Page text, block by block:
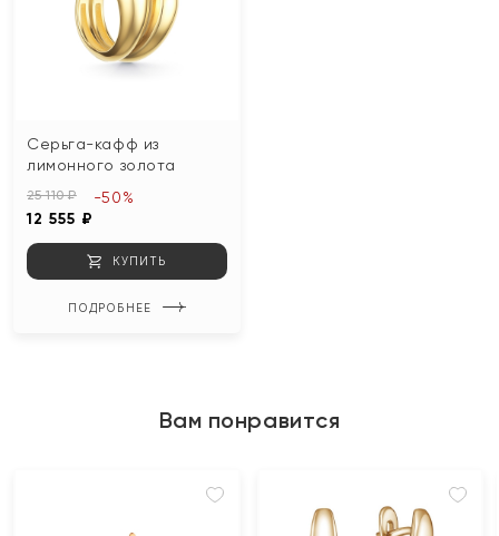
Серьга-кафф из
лимонного золота
25 110 ₽
12 555 ₽
-50%
КУПИТЬ
ПОДРОБНЕЕ
Вам понравится